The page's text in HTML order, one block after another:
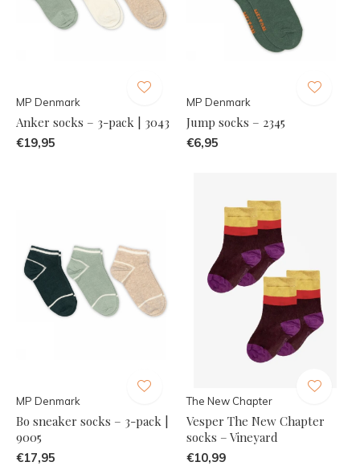
MP Denmark
Anker socks – 3-pack | 3043
€19,95
MP Denmark
Jump socks – 2345
€6,95
MP Denmark
Bo sneaker socks – 3-pack |
9005
€17,95
The New Chapter
Vesper The New Chapter
socks – Vineyard
€10,99